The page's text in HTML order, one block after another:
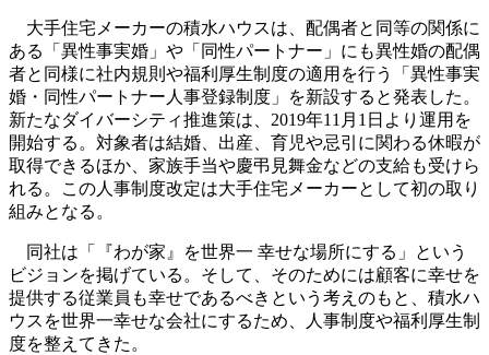
大手住宅メーカーの積水ハウスは、配偶者と同等の関係に
ある「異性事実婚」や「同性パートナー」にも異性婚の配偶
者と同様に社内規則や福利厚生制度の適用を行う「異性事実
婚・同性パートナー人事登録制度」を新設すると発表した。
新たなダイバーシティ推進策は、2019年11月1日より運用を
開始する。対象者は結婚、出産、育児や忌引に関わる休暇が
取得できるほか、家族手当や慶弔見舞金などの支給も受けら
れる。この人事制度改定は大手住宅メーカーとして初の取り
組みとなる。
同社は「『わが家』を世界一 幸せな場所にする」という
ビジョンを掲げている。そして、そのためには顧客に幸せを
提供する従業員も幸せであるべきという考えのもと、積水ハ
ウスを世界一幸せな会社にするため、人事制度や福利厚生制
度を整えてきた。